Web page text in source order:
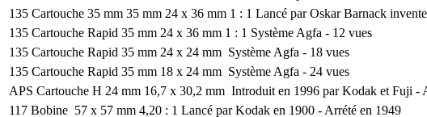
135 Cartouche 35 mm 35 mm 24 x 36 mm 1 : 1 Lancé par Oskar Barnack
135 Cartouche Rapid 35 mm 24 x 36 mm 1 : 1 Système Agfa - 12 vues
135 Cartouche Rapid 35 mm 24 x 24 mm Système Agfa - 18 vues
135 Cartouche Rapid 35 mm 18 x 24 mm Système Agfa - 24 vues
APS Cartouche H 24 mm 16,7 x 30,2 mm Introduit en 1996 par Kodak et Fuji -
117 Bobine 57 x 57 mm 4,20 : 1 Lancé par Kodak en 1900 - Arrété en 1949